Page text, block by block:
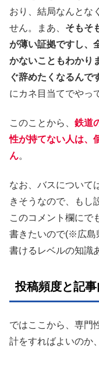
おり、結局なんとな
せん。まあ、 そもそ
が薄い証拠ですし、
かないこともわかり
ぐ辞めたくなるんで
にカネ目当てでやっ
このことから、 鉄道
性が持てない人は、
ん。
なお、バスについて
きそうなので、もし
このコメント欄にで
書きたいので(※広島
書けるレベルの知識
投稿頻度と記
ではここから、専門
計をすればよいのか